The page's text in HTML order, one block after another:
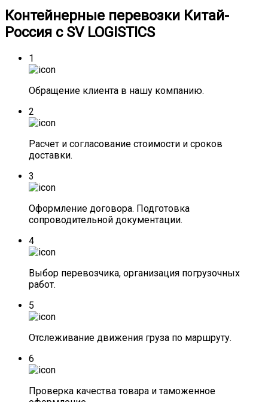
Контейнерные перевозки Китай-
Россия с SV LOGISTICS
1
Обращение клиента в нашу компанию.
2
Расчет и согласование стоимости и сроков
доставки.
3
Оформление договора. Подготовка
сопроводительной документации.
4
Выбор перевозчика, организация погрузочных
работ.
5
Отслеживание движения груза по маршруту.
6
Проверка качества товара и таможенное